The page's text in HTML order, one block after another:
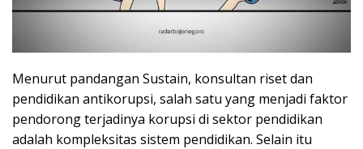
Menurut pandangan Sustain, konsultan riset dan
pendidikan antikorupsi, salah satu yang menjadi faktor
pendorong terjadinya korupsi di sektor pendidikan
adalah kompleksitas sistem pendidikan. Selain itu